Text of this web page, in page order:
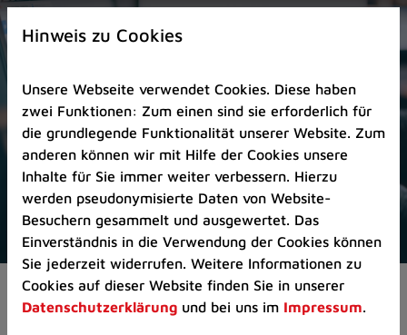
Zur
Startseite
Zum
Seitenanfang
springen
(Schnelltaste
A)
Zur
Navigation/Menü
springen
(Schnelltaste
M)
Zur
Aktuelles Pressemitteilungen
Hinweis zu Cookies
Unsere Webseite verwendet Cookies. Diese haben
zwei Funktionen: Zum einen sind sie erforderlich für
die grundlegende Funktionalität unserer Website. Zum
anderen können wir mit Hilfe der Cookies unsere
Inhalte für Sie immer weiter verbessern. Hierzu
werden pseudonymisierte Daten von Website-
Besuchern gesammelt und ausgewertet. Das
Einverständnis in die Verwendung der Cookies können
Sie jederzeit widerrufen. Weitere Informationen zu
Cookies auf dieser Website finden Sie in unserer
Datenschutzerklärung und bei uns im Impressum.